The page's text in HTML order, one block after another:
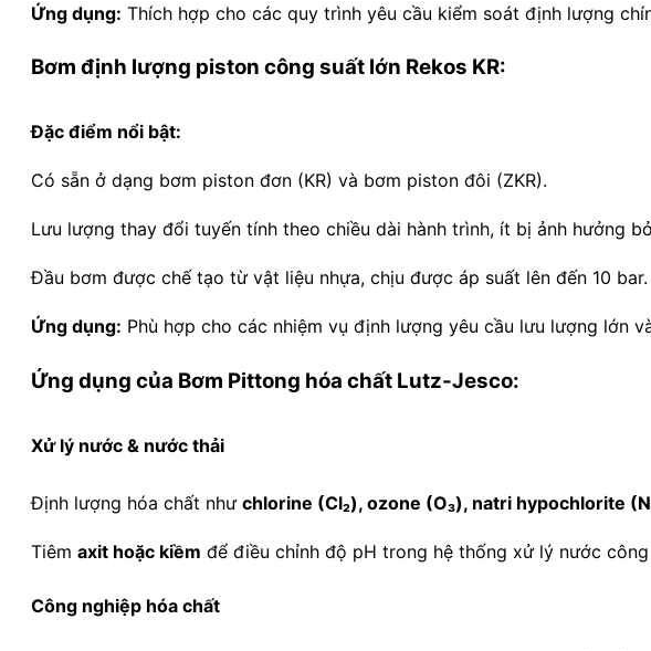
Ứng dụng: Thích hợp cho các quy trình yêu cầu kiểm soát định lượng
Bơm định lượng piston công suất lớn Rekos KR:
Đặc điểm nổi bật:
Có sẵn ở dạng bơm piston đơn (KR) và bơm piston đôi (ZKR).
Lưu lượng thay đổi tuyến tính theo chiều dài hành trình, ít bị ảnh hưởng
Đầu bơm được chế tạo từ vật liệu nhựa, chịu được áp suất lên đến 10 bar.
Ứng dụng: Phù hợp cho các nhiệm vụ định lượng yêu cầu lưu lượng lớn
Ứng dụng của Bơm Pittong hóa chất Lutz-Jesco:
Xử lý nước & nước thải
Định lượng hóa chất như chlorine (Cl₂), ozone (O₃), natri hypochlorite
Tiêm axit hoặc kiềm để điều chỉnh độ pH trong hệ thống xử lý nước
Công nghiệp hóa chất